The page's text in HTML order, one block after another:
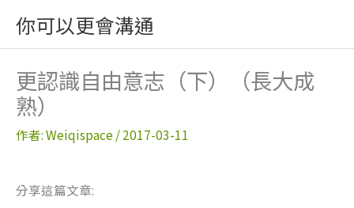
主
你可以更會溝通
更認識自由意志（下）（長大成
熟）
作者:Weiqispace/2017-03-11
分享這篇文章: